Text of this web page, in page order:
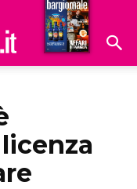
Hoteldomani